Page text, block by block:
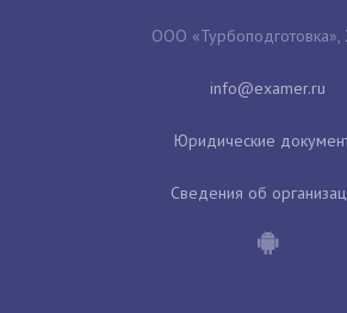
ООО «Турбоподготовка»,
Юридические
Сведения об